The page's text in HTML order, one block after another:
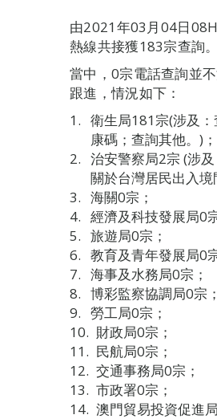
由2021年03月04日
熱線共接獲183宗查詢。
當中，0宗電話查詢並
跟進，情況如下：
衛生局181宗(涉及
康碼；查詢其他。)；
治安警察局2宗 (涉
關於台灣居民出入境
海關0宗；
經濟及科技發展局0
旅遊局0宗；
教育及青年發展局0
海事及水務局0宗；
博彩監察協調局0宗；
勞工局0宗；
財政局0宗；
民航局0宗；
交通事務局0宗；
市政署0宗；
澳門貿易投資促進局